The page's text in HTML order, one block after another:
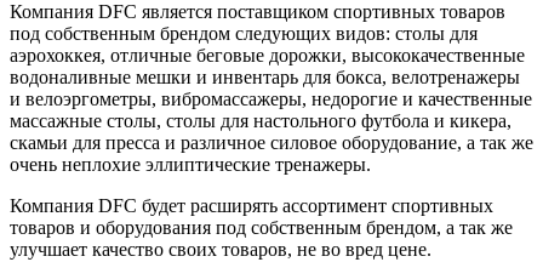
Компания DFC является поставщиком спортивных товаров
под собственным брендом следующих видов: столы для
аэрохоккея, отличные беговые дорожки, высококачественные
водоналивные мешки и инвентарь для бокса, велотренажеры
и велоэргометры, вибромассажеры, недорогие и качественные
массажные столы, столы для настольного футбола и кикера,
скамьи для пресса и различное силовое оборудование, а так же
очень неплохие эллиптические тренажеры.
Компания DFC будет расширять ассортимент спортивных
товаров и оборудования под собственным брендом, а так же
улучшает качество своих товаров, не во вред цене.